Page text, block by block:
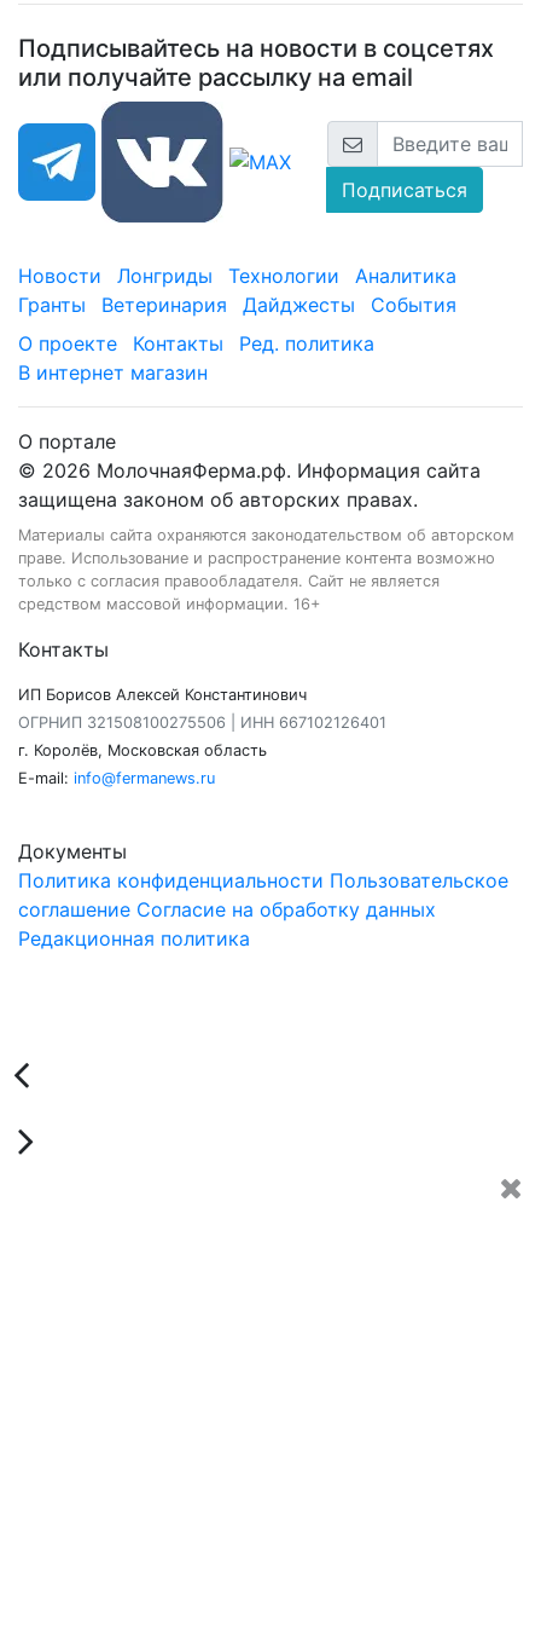
Подписывайтесь на новости в соцсетях
или получайте рассылку на email
Подписаться
Новости Лонгриды Технологии
Аналитика
Гранты
Ветеринария Дайджесты
События
О проекте
Контакты
Ред. политика
В интернет магазин
О портале
© 2026 МолочнаяФерма.рф. Информация сайта
защищена законом об авторских правах.
Материалы сайта охраняются законодательством об авторском
праве. Использование и распространение контента возможно
только с согласия правообладателя. Сайт не является
средством массовой информации. 16+
Контакты
ИП Борисов Алексей Константинович
ОГРНИП 321508100275506 | ИНН 667102126401
г. Королёв, Московская область
E-mail: info@fermanews.ru
Документы
Политика конфиденциальности Пользовательское
соглашение Согласие на обработку данных
Редакционная политика